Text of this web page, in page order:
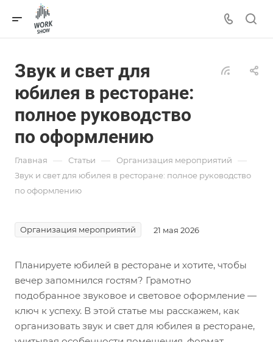
Звук и свет для
юбилея в ресторане:
полное руководство
по оформлению
Главная — Статьи — Организация мероприятий —
Звук и свет для юбилея в ресторане: полное руководство
по оформлению
Организация мероприятий 21 мая 2026
Планируете юбилей в ресторане и хотите, чтобы
вечер запомнился гостям? Грамотно
подобранное звуковое и световое оформление —
ключ к успеху. В этой статье мы расскажем, как
организовать звук и свет для юбилея в ресторане,